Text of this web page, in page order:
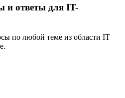
ответы для IT-
по любой теме из области IT